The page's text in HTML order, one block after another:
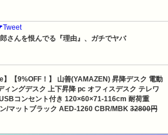
さんを恨んでる『理由』、ガチでヤバ
【9%OFF！】 山善(YAMAZEN) 昇降デスク 電動
ィングデスク 上下昇降 pc オフィスデスク テレワ
コンセント付き 120×60×71-116cm 耐荷重
/マットブラック AED-1260 CBR/MBK 32800円